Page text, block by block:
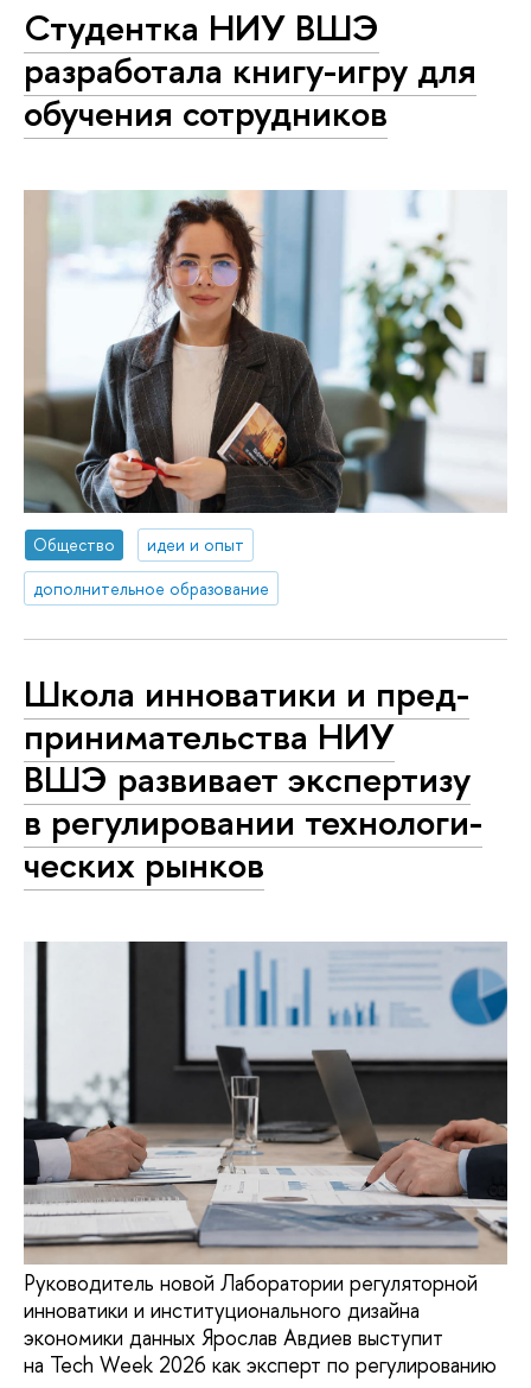
Студентка НИУ ВШЭ
разработала книгу-игру для
обучения сотрудников
Общество
идеи и опыт
дополнительное образование
Школа инноватики и пред­
при­ни­ма­тель­ства НИУ
ВШЭ развивает экспертизу
в ре­гу­ли­ро­ва­нии тех­но­ло­ги­
че­ских рынков
Руководитель новой Лаборатории регуляторной
инноватики и институционального дизайна
экономики данных Ярослав Авдиев выступит
на Tech Week 2026 как эксперт по регулированию